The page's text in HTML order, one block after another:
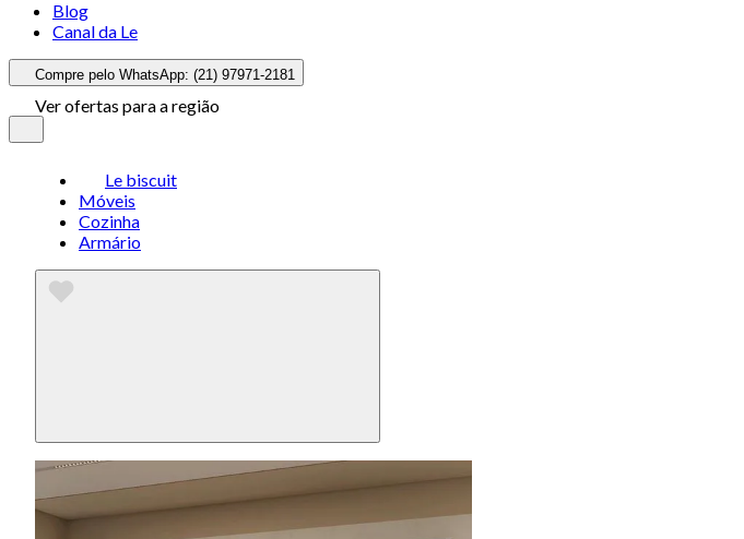
Blog
Canal da Le
Compre pelo WhatsApp: (21) 97971-2181
Ver ofertas para a região
Le biscuit
Móveis
Cozinha
Armário